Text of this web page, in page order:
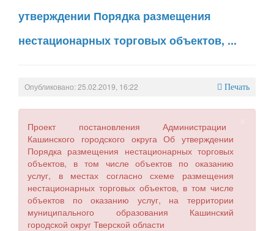
утверждении Порядка размещения
нестационарных торговых объектов, ...
Опубликовано: 25.02.2019, 16:22 Печать
Проект постановления Администрации
Кашинского городского округа Об утверждении
Порядка размещения нестационарных торговых
объектов, в том числе объектов по оказанию
услуг, в местах согласно схеме размещения
нестационарных торговых объектов, в том числе
объектов по оказанию услуг, на территории
муниципального образования Кашинский
городской округ Тверской области